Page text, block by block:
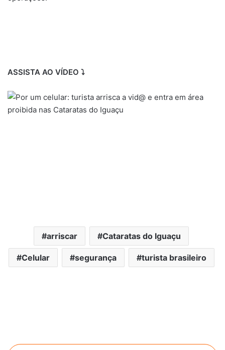
ASSISTA AO VÍDEO ⤵️
arriscar Cataratas do Iguaçu
Celular segurança turista brasileiro